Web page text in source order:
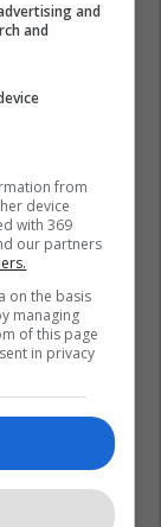
and
and
from
device
with 369
our partners
on the basis
managing
of this page
in privacy